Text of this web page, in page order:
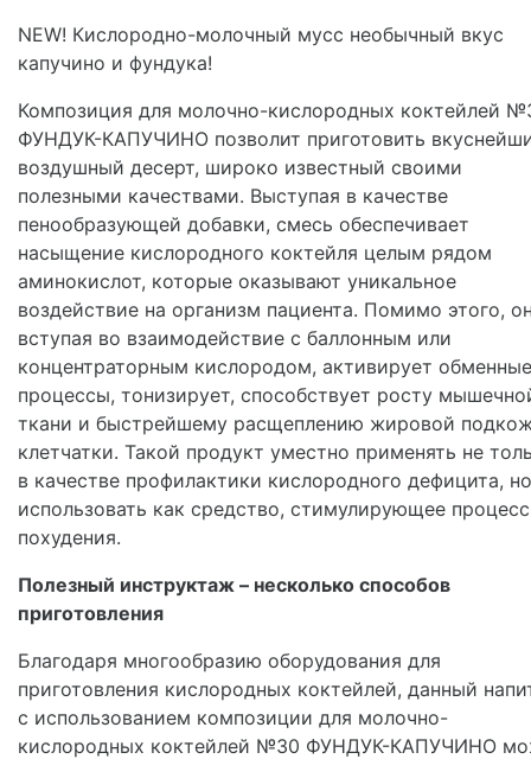
NEW! Кислородно-молочный мусс необычный вкус
капучино и фундука!
Композиция для молочно-кислородных коктейлей
ФУНДУК-КАПУЧИНО позволит приготовить
воздушный десерт, широко известный своими
полезными качествами. Выступая в качестве
пенообразующей добавки, смесь обеспечивает
насыщение кислородного коктейля целым рядом
аминокислот, которые оказывают уникальное
воздействие на организм пациента. Помимо этого,
вступая во взаимодействие с баллонным или
концентраторным кислородом, активирует обменные
процессы, тонизирует, способствует росту
ткани и быстрейшему расщеплению жировой
клетчатки. Такой продукт уместно применять не
в качестве профилактики кислородного дефицита,
использовать как средство, стимулирующее
похудения.
Полезный инструктаж – несколько способов
приготовления
Благодаря многообразию оборудования для
приготовления кислородных коктейлей, данный
с использованием композиции для молочно-
кислородных коктейлей №30 ФУНДУК-КАПУЧИНО